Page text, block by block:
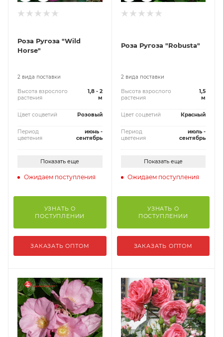
Роза Ругоза "Wild
Horse"
2 вида поставки
Высота взрослого
растения
1,8 - 2
м
Цвет соцветий Розовый
Период
цветения
июнь -
сентябрь
Показать еще
Ожидаем поступления
УЗНАТЬ О
ПОСТУПЛЕНИИ
ЗАКАЗАТЬ ОПТОМ
Роза Ругоза "Robusta"
2 вида поставки
Высота взрослого
растения
1,5
м
Цвет соцветий Красный
Период
цветения
июль -
сентябрь
Показать еще
Ожидаем поступления
УЗНАТЬ О
ПОСТУПЛЕНИИ
ЗАКАЗАТЬ ОПТОМ